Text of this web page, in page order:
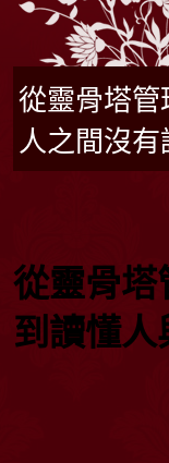
從靈骨塔
人之間沒
從靈骨塔
到讀懂